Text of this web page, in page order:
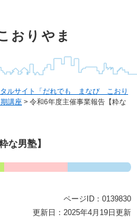
おりやま
タルサイト「だれでも まなび こおり
講座 > 令和6年度主催事業報告【粋な
な男塾】
ページID：0139830
更新日：2025年4月19日更新